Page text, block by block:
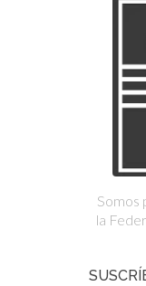
Somos
la